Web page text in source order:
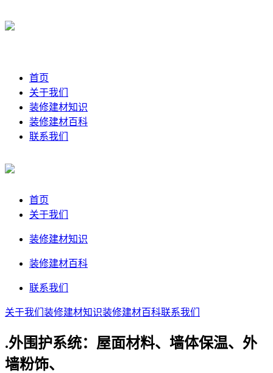
首页
关于我们
装修建材知识
装修建材百科
联系我们
首页
关于我们
装修建材知识
装修建材百科
联系我们
关于我们 装修建材知识装修建材百科联系我们
.外围护系统：屋面材料、墙体保温、外
墙粉饰、